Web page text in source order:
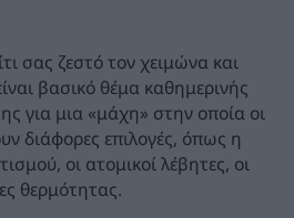
σας ζεστό τον χειμώνα και
βασικό θέμα καθημερινής
για μια «μάχη» στην οποία οι
διάφορες επιλογές, όπως η
οι ατομικοί λέβητες, οι
θερμότητας.